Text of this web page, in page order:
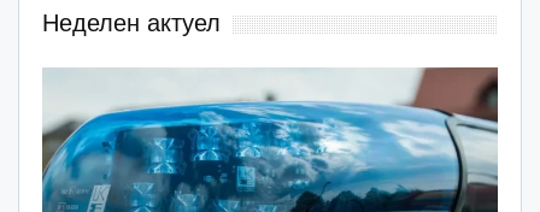
Неделен актуел